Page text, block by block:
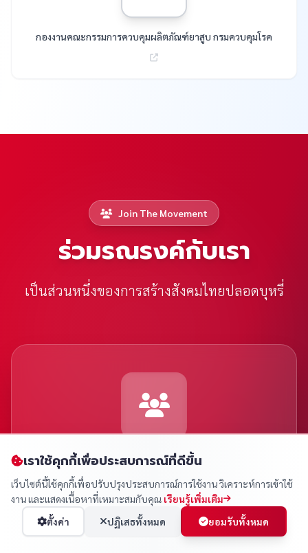
กองงานคณะกรรมการควบคุมผลิตภัณฑ์ยาสูบ กรมควบคุมโรค
Join The Movement
ร่วมรณรงค์กับเรา
เป็นส่วนหนึ่งของการสร้างสังคมไทยปลอดบุหรี่
394
ผู้เข้าร่วมทั้งหมด
เราใช้คุกกี้เพื่อประสบการณ์ที่ดีขึ้น
เว็บไซต์นี้ใช้คุกกี้เพื่อปรับปรุงประสบการณ์การใช้งาน วิเคราะห์การเข้าใช้
งาน และแสดงเนื้อหาที่เหมาะสมกับคุณ เรียนรู้เพิ่มเติม
ตั้งค่า
ปฏิเสธทั้งหมด ยอมรับทั้งหมด